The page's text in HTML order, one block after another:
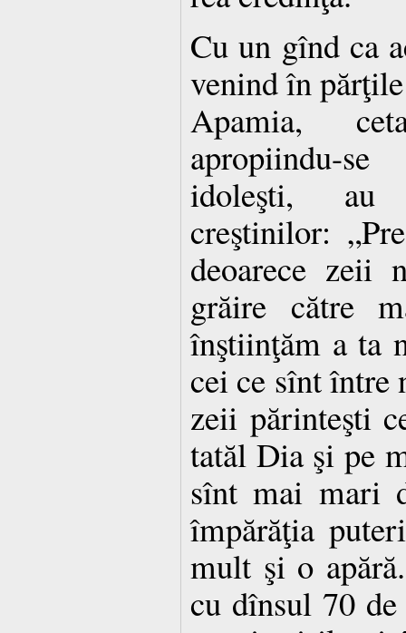
Cu un gînd ca
venind în
Apamia,
apropiindu-
idoleşti, au
creştinilor:
deoarece zeii
grăire către
înştiinţăm a ta
cei ce sînt între
zeii părinteşti
tatăl Dia şi pe
sînt mai mari
împărăţia
mult şi o
cu dînsul 70